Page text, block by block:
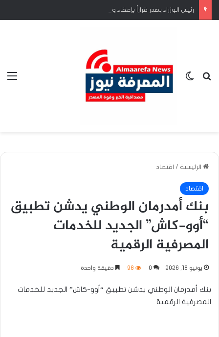
رئيس الوزراء يصدر قراراً بإعفاء وزير الشؤون الدينية والأوقاف
بحث عنالوضع المظلم
الرئيسية / اقتصاد
اقتصاد
بنك أمدرمان الوطني يدشن تطبيق
“أوو-كاش” الجديد للخدمات
المصرفية الرقمية
يونيو 18, 2026 0
98 دقيقة واحدة
بنك أمدرمان الوطني يدشن تطبيق “أوو-كاش” الجديد للخدمات
المصرفية الرقمية